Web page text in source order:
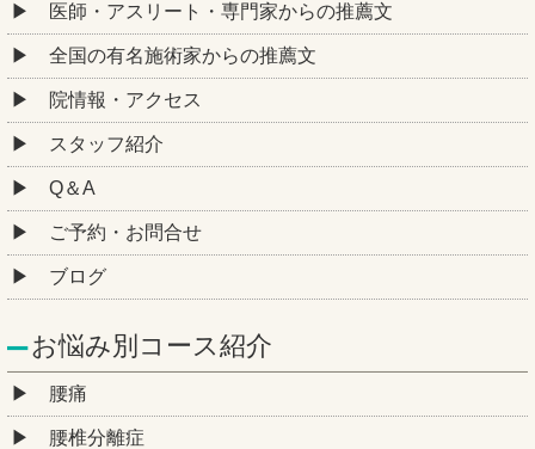
医師・アスリート・専門家からの推薦文
全国の有名施術家からの推薦文
院情報・アクセス
スタッフ紹介
Q＆A
ご予約・お問合せ
ブログ
お悩み別コース紹介
腰痛
腰椎分離症